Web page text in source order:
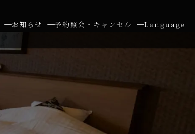
お知らせ 予約照会・キャンセル Language